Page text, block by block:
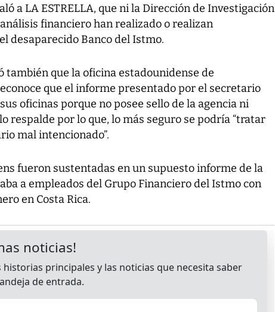
a LA ESTRELLA, que ni la Dirección de Investigación
financiero han realizado o realizan
desaparecido Banco del Istmo.
también que la oficina estadounidense de
que el informe presentado por el secretario
oficinas porque no posee sello de la agencia ni
respalde por lo que, lo más seguro se podría “tratar
mal intencionado”.
fueron sustentadas en un supuesto informe de la
a empleados del Grupo Financiero del Istmo con
en Costa Rica.